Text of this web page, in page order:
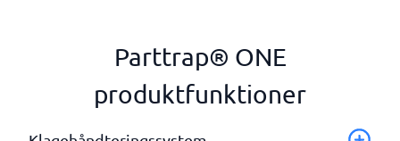
Parttrap® ONE
produktfunktioner